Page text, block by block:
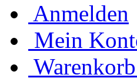
Anmelden
Mein